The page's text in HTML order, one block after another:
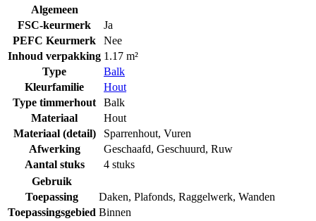
Algemeen
FSC-keurmerk
Ja
PEFC Keurmerk
Nee
Inhoud verpakking 1.17 m²
Type
Balk
Kleurfamilie
Hout
Type timmerhout
Balk
Materiaal
Hout
Materiaal (detail)
Sparrenhout, Vuren
Afwerking
Geschaafd, Geschuurd, Ruw
Aantal stuks
4 stuks
Gebruik
Toepassing
Daken, Plafonds, Raggelwerk, Wanden
Toepassingsgebied Binnen